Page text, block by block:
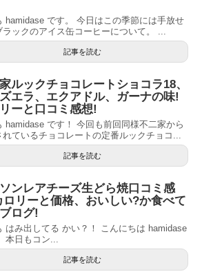
hamidase です。 今日はこの季節には手放せ
ラックのアイス缶コーヒーについて。 ...
記事を読む
ルックチョコレートショコラ18、
エラ、エクアドル、ガーナの味!
ーと口コミ感想!
hamidase です！ 今回も前回同様不二家から
れているチョコレートの定番ルックチョコ...
記事を読む
ンレアチーズ生どら焼口コミ感
ロリーと価格、おいしい?か食べて
ログ!
はみ出してる かい？！ こんにちは hamidase
本日もコン...
記事を読む